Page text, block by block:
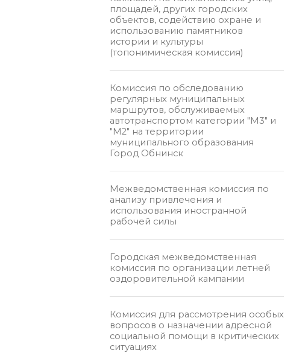
площадей, других городских
объектов, содействию охране и
использованию памятников
истории и культуры
(топонимическая комиссия)
Комиссия по обследованию
регулярных муниципальных
маршрутов, обслуживаемых
автотранспортом категории "М3" и
"М2" на территории
муниципального образования
Город Обнинск
Межведомственная комиссия по
анализу привлечения и
использования иностранной
рабочей силы
Городская межведомственная
комиссия по организации летней
оздоровительной кампании
Комиссия для рассмотрения особых
вопросов о назначении адресной
социальной помощи в критических
ситуациях